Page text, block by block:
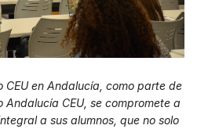
CEU en Andalucía, como parte de
Andalucía CEU, se compromete a
a sus alumnos, que no solo